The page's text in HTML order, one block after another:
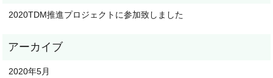
2020TDM推進プロジェクトに参加致しました
2020年5月